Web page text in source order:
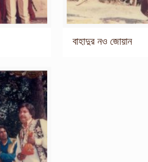
বাহাদুর নও জোয়ান